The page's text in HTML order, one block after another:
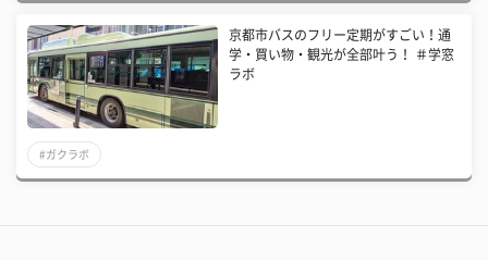
京都市バスのフリー定期がすごい！通
学・買い物・観光が全部叶う！ ＃学窓
ラボ
#ガクラボ